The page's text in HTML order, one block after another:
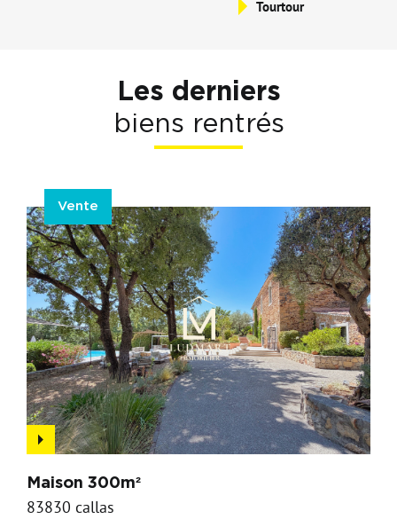
Tourtour
Les derniers
biens rentrés
Vente
Maison 300m²
83830 callas